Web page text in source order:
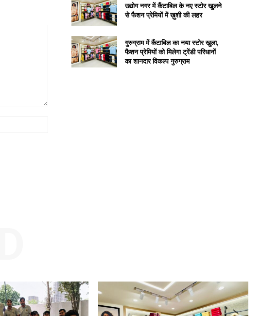
उद्योग नगर में कैंटाबिल के नए स्टोर खुलने
से फैशन प्रेमियों में ख़ुशी की लहर
गुरुग्राम में कैंटाबिल का नया स्टोर खुला,
फैशन प्रेमियों को मिलेगा ट्रेंडी परिधानों
का शानदार विकल्प गुरुग्राम